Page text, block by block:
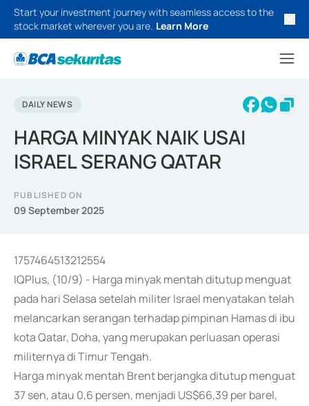
Start your investment journey with seamless access to the
stock market wherever you are. Learn More
DAILY NEWS
HARGA MINYAK NAIK USAI
ISRAEL SERANG QATAR
PUBLISHED ON
09 September 2025
1757464513212554
IQPlus, (10/9) - Harga minyak mentah ditutup menguat
pada hari Selasa setelah militer Israel menyatakan telah
melancarkan serangan terhadap pimpinan Hamas di ibu
kota Qatar, Doha, yang merupakan perluasan operasi
militernya di Timur Tengah.
Harga minyak mentah Brent berjangka ditutup menguat
37 sen, atau 0,6 persen, menjadi US$66,39 per barel,